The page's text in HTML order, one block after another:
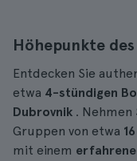
Höhepunkte
Entdecken Sie
etwa 4-stündigen
Dubrovnik .
Gruppen von etwa
mit einem